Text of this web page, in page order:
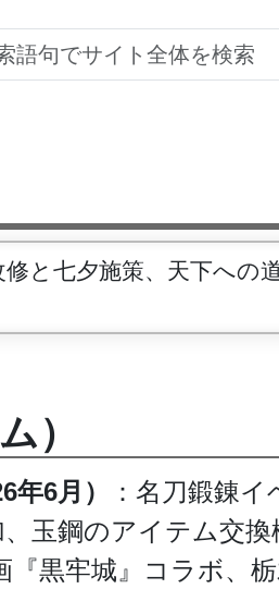
と七夕施策、天下への
）
6月）
：名刀鍛錬
玉鋼のアイテム交
黒牢城』コラボ、